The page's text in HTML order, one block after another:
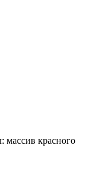
массив красного